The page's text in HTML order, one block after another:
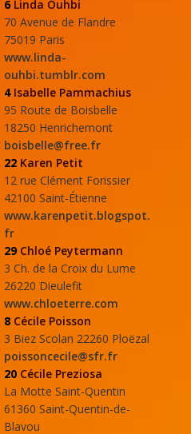
6 Linda Ouhbi
70 Avenue de Flandre
75019 Paris
www.linda-
ouhbi.tumblr.com
4 Isabelle Pammachius
95 Route de Boisbelle
18250 Henrichemont
boisbelle@free.fr
22 Karen Petit
12 rue Clément Forissier
42100 Saint-Étienne
www.karenpetit.blogspot.
fr
29 Chloé Peytermann
3 Ch. de la Croix du Lume
26220 Dieulefit
www.chloeterre.com
8 Cécile Poisson
3 Biez Scolan 22260 Ploëzal
poissoncecile@sfr.fr
20 Cécile Preziosa
La Motte Saint-Quentin
61360 Saint-Quentin-de-
Blavou